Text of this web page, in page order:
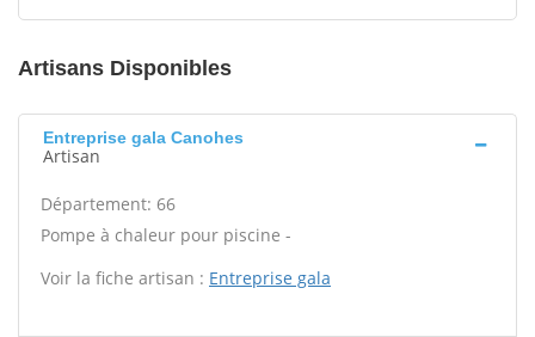
Artisans Disponibles
Entreprise gala Canohes
Artisan
Département: 66
Pompe à chaleur pour piscine -
Voir la fiche artisan : Entreprise gala